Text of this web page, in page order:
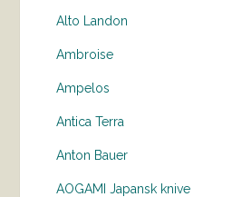
Alto Landon
Ambroise
Ampelos
Antica Terra
Anton Bauer
AOGAMI Japansk knive